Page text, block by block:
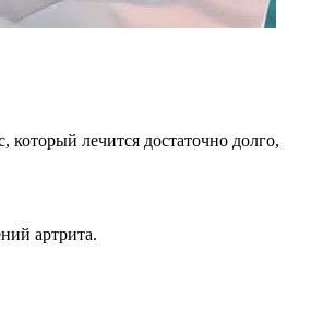
лечится достаточно долго,
артрита.